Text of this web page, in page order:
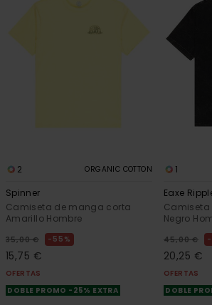
2 ORGANIC COTTON
Spinner
Camiseta de manga corta
Amarillo Hombre
35,00 € 55%
15,75 €
OFERTAS
DOBLE PROMO -25% EXTRA
1
Eaxe
Negro
45,00 €
20,25 €
OFERTAS
DOBLE